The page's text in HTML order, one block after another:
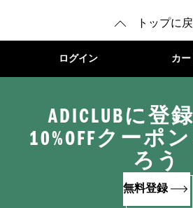
トップに
ログイン カー
ADICLUBに登
10%OFFクーポ
ろう
無料登録